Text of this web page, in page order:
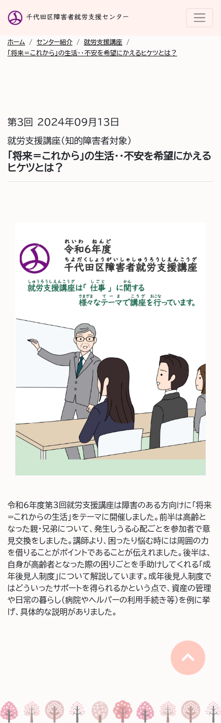
ホーム / センター紹介 / 就労支援講座
/
「将来＝これから」の生活・・不安を希望にかえるヒケツとは？
第3回 2024年09月13日
就労支援講座（知的障害者対象）
「将来＝これから」の生活・・不安を希望にかえる
ヒケツとは？
令和6年度第3回就労支援講座は障害のある方向けに「将来
=これからの生活」をテーマに開催しました。前半は高齢と
なった親・兄弟について、発生しうる心配ごとを参加者で意
見交換をしました。講師より、困ったり悩む時には周囲の力
を借りることがポイントであることが伝えれました。後半は、
自身が高齢者となった際の困りごとを手助けしてくれる「成
年後見人制度」について解説しています。成年後見人制度で
はどういったサポートを得られるかという点で、資産の管理
や日常の暮らし（病院やヘルパーの利用手続き等）を例に挙
げ、具体的な説明がありました。